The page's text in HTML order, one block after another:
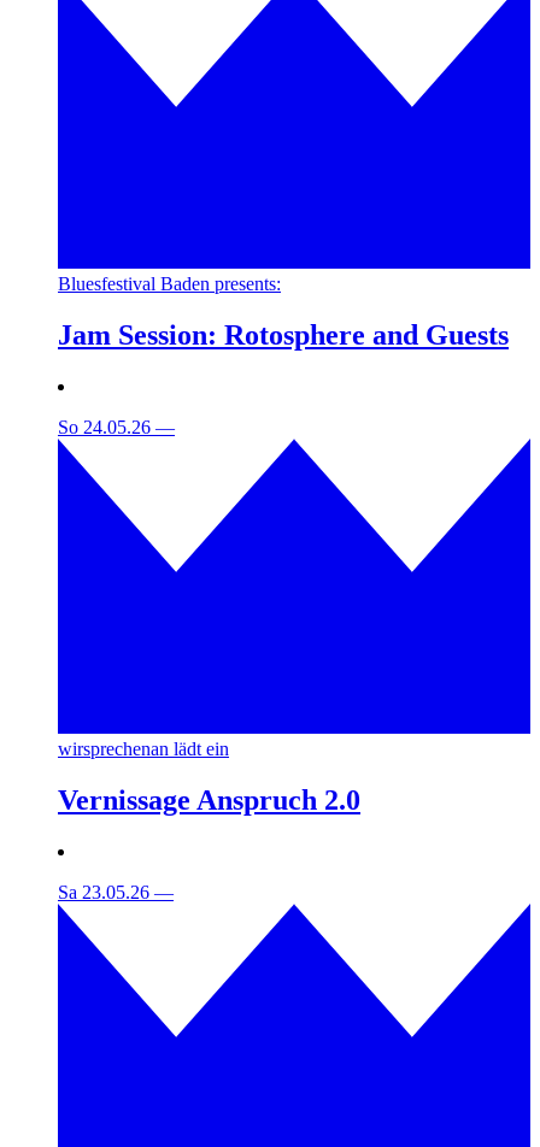
Bluesfestival Baden presents:
Jam Session: Rotosphere and Guests
So 24.05.26 —
wirsprechenan lädt ein
Vernissage Anspruch 2.0
Sa 23.05.26 —